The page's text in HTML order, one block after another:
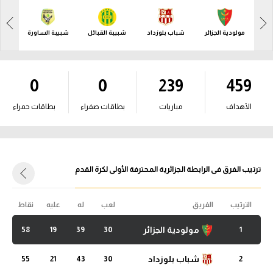
آراء حرة
بطولات
الدوري الإيطالي
آراء حرة
أمريكا 2026
الدوري المصري
الدوري الإسباني
الدوري الإيطالي
الدوري الألماني
الدوري الفرنسي
مولودية الجزائر شباب بلوزداد شبيبة القبائل شبيبة الساورة‎‎
459
الأهداف
239
مباريات
0
بطاقات صفراء
0
بطاقات حمراء
ترتيب الفرق فى الرابطة الجزائرية المحترفة الأولى لكرة القدم
الترتيب الفريق لعب له عليه نقاط
1 مولودية الجزائر 30
39
19
58
2 شباب بلوزداد 30
43
21
55